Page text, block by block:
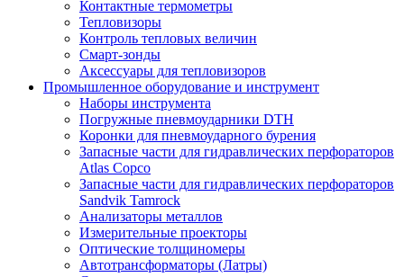
Контактные термометры
Тепловизоры
Контроль тепловых величин
Смарт-зонды
Аксессуары для тепловизоров
Промышленное оборудование и инструмент
Наборы инструмента
Погружные пневмоударники DTH
Коронки для пневмоударного бурения
Запасные части для гидравлических перфораторов
Atlas Copco
Запасные части для гидравлических перфораторов
Sandvik Tamrock
Анализаторы металлов
Измерительные проекторы
Оптические толщиномеры
Автотрансформаторы (Латры)